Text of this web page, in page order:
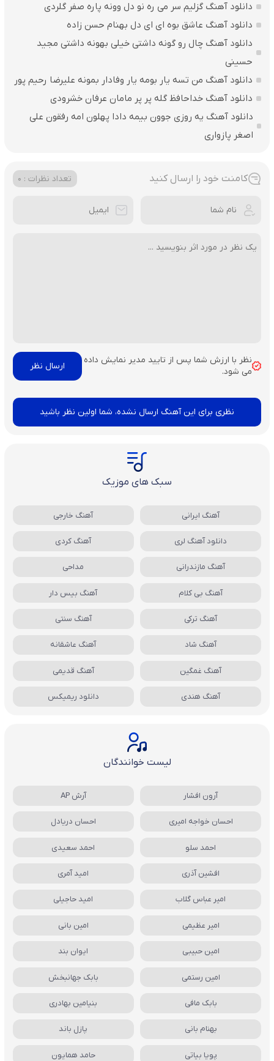
دانلود آهنگ گزلیم سر می ره نو دل وونه پاره صفر گلردی
دانلود آهنگ عاشق بوه ای ای دل بهنام حسن زاده
دانلود آهنگ چال رو گونه داشتی خیلی بهونه داشتی مجید
حسینی
دانلود آهنگ من تسه یار بومه یار وفادار بمونه علیرضا رحیم پور
دانلود آهنگ خداحافظ گله پر پر مامان عرفان خشرودی
دانلود آهنگ یه روزی جوون بیمه دادا پهلون امه رفقون علی
اصغر پازواری
کامنت خود را ارسال کنید تعداد نظرات : 0
نظر با ارزش شما پس از تایید مدیر نمایش داده
می شود.
نظری برای این آهنگ ارسال نشده، شما اولین نظر باشید
سبک های موزیک
آهنگ ایرانی آهنگ خارجی
دانلود آهنگ لری آهنگ کردی
آهنگ مازندرانی مداحی
آهنگ بی کلام آهنگ بیس دار
آهنگ ترکی آهنگ سنتی
آهنگ شاد آهنگ عاشقانه
آهنگ غمگین آهنگ قدیمی
آهنگ هندی دانلود ریمیکس
لیست خوانندگان
آرون افشار آرش AP
احسان خواجه امیری احسان دریادل
احمد سلو احمد سعیدی
افشین آذری امید آمری
امیر عباس گلاب امید حاجیلی
امیر عظیمی امین بانی
امین حبیبی ایوان بند
امین رستمی بابک جهانبخش
بابک مافی بنیامین بهادری
بهنام بانی پازل باند
پویا بیاتی حامد همایون